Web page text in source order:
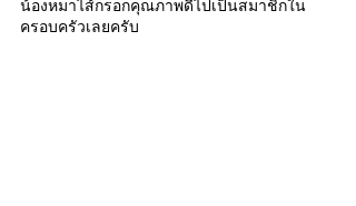
น้องหมาไส้กรอกคุณภาพดีไปเป็นสมาชิกใน
ครอบครัวเลยครับ